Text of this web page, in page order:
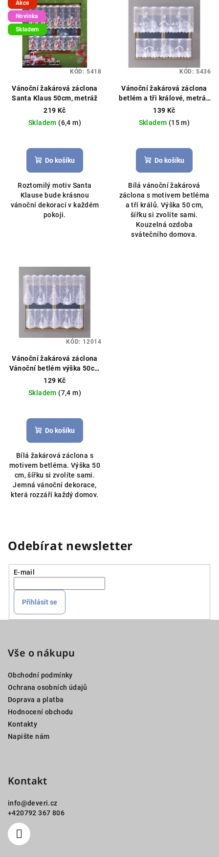
Akce
Novinka
Skladem
Vánoční žakárová záclona
Santa Klaus 50cm, metráž
219 Kč
Skladem (6,4 m)
hodnocení
produktu
z
5
hvězdiček.
Do košíku
Roztomilý motiv Santa
Klause bude krásnou
vánoční dekorací v každém
pokoji.
KÓD: 5418
Vánoční žakárová záclona
betlém a tři králové, metráž
výška 50cm bílá
záclona, možné obšití boků
139 Kč
Skladem (15 m)
hodnocení
produktu
z
5
hvězdiček.
Do košíku
Bílá vánoční žakárová
záclona s motivem betléma
a tří králů. Výška 50 cm,
šířku si zvolíte sami.
Kouzelná ozdoba
svátečního domova.
KÓD: 5436
Vánoční žakárová záclona
Vánoční betlém výška 50cm
Vánoční záclona, možné
129 Kč
Skladem (7,4 m)
Do košíku
Bílá žakárová záclona s
motivem betléma. Výška 50
cm, šířku si zvolíte sami.
Jemná vánoční dekorace,
která rozzáří každý domov.
KÓD: 12014
Odebírat newsletter
E-mail
Přihlásit se
Vše o nákupu
Obchodní podmínky
Ochrana osobních údajů
Doprava a platba
Hodnocení obchodu
Kontakty
Napište nám
Kontakt
info@deveri.cz
+420792 367 806